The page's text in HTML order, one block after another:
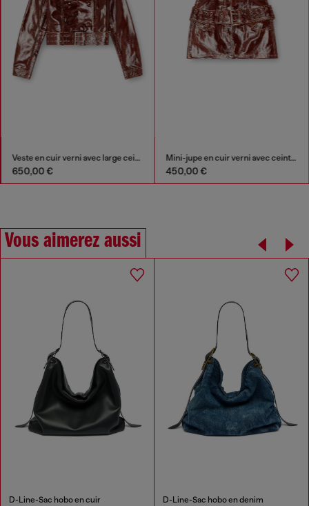
Veste en cuir verni avec large ceinture
650,00 €
Mini-jupe en cuir verni avec ceinture
450,00 €
Vous aimerez aussi
D-Line-Sac hobo en cuir D-Line-Sac hobo en denim